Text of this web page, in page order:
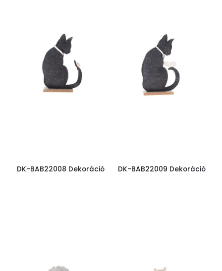
DK-BAB22008 Dekoráció DK-BAB22009 Dekoráció